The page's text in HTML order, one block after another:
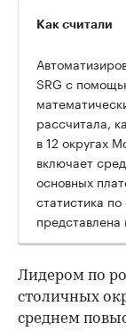
Как считали
SRG с
рассчитала,
в 12 округах
включает
основных
статистика
Лидером по
столичных
среднем